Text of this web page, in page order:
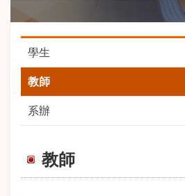
學生
教師
系辦
教師